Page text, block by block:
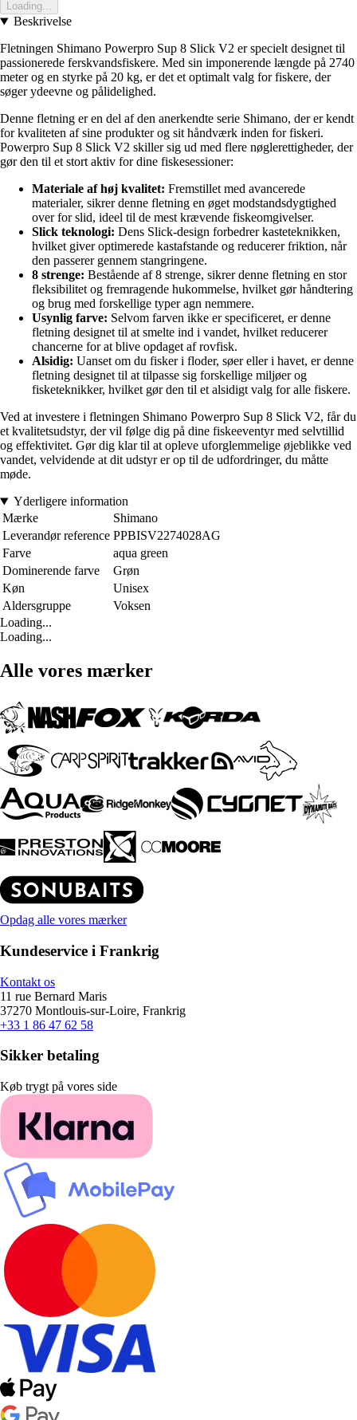
Loading...
Beskrivelse
Fletningen Shimano Powerpro Sup 8 Slick V2 er specielt designet til
passionerede ferskvandsfiskere. Med sin imponerende længde på 2740
meter og en styrke på 20 kg, er det et optimalt valg for fiskere, der
søger ydeevne og pålidelighed.
Denne fletning er en del af den anerkendte serie Shimano, der er kendt
for kvaliteten af sine produkter og sit håndværk inden for fiskeri.
Powerpro Sup 8 Slick V2 skiller sig ud med flere nøglerettigheder, der
gør den til et stort aktiv for dine fiskesessioner:
Materiale af høj kvalitet: Fremstillet med avancerede
materialer, sikrer denne fletning en øget modstandsdygtighed
over for slid, ideel til de mest krævende fiskeomgivelser.
Slick teknologi: Dens Slick-design forbedrer kasteteknikken,
hvilket giver optimerede kastafstande og reducerer friktion, når
den passerer gennem stangringene.
8 strenge: Bestående af 8 strenge, sikrer denne fletning en stor
fleksibilitet og fremragende hukommelse, hvilket gør håndtering
og brug med forskellige typer agn nemmere.
Usynlig farve: Selvom farven ikke er specificeret, er denne
fletning designet til at smelte ind i vandet, hvilket reducerer
chancerne for at blive opdaget af rovfisk.
Alsidig: Uanset om du fisker i floder, søer eller i havet, er denne
fletning designet til at tilpasse sig forskellige miljøer og
fisketeknikker, hvilket gør den til et alsidigt valg for alle fiskere.
Ved at investere i fletningen Shimano Powerpro Sup 8 Slick V2, får du
et kvalitetsudstyr, der vil følge dig på dine fiskeeventyr med selvtillid
og effektivitet. Gør dig klar til at opleve uforglemmelige øjeblikke ved
vandet, velvidende at dit udstyr er op til de udfordringer, du måtte
møde.
Yderligere information
Mærke
Shimano
Leverandør reference PPBISV2274028AG
Farve
aqua green
Dominerende farve
Grøn
Køn
Unisex
Aldersgruppe
Voksen
Loading...
Loading...
Alle vores mærker
Opdag alle vores mærker
Kundeservice i Frankrig
Kontakt os
11 rue Bernard Maris
37270 Montlouis-sur-Loire, Frankrig
+33 1 86 47 62 58
Sikker betaling
Køb trygt på vores side